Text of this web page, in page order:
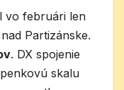
vo februári len
Partizánske.
. DX spojenie
skalu